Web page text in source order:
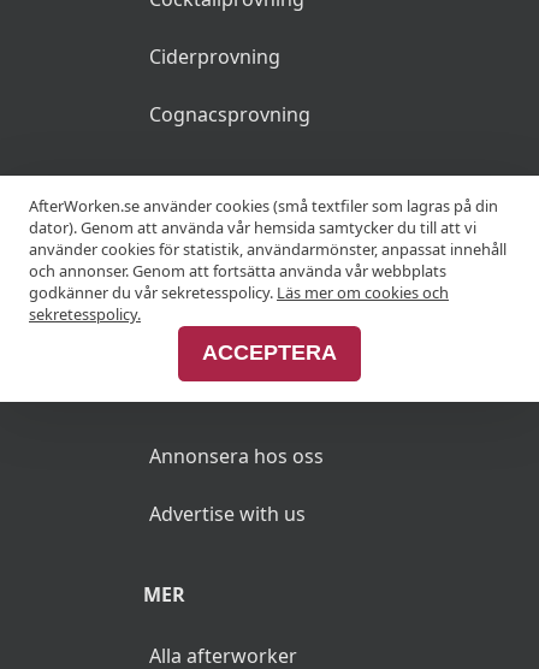
Ciderprovning
Cognacsprovning
KRÖGARE
Anslut din restaurang
Annonsera hos oss
Advertise with us
MER
Alla afterworker
AfterWorken.se använder cookies (små textfiler som lagras på din
dator). Genom att använda vår hemsida samtycker du till att vi
använder cookies för statistik, användarmönster, anpassat innehåll
och annonser. Genom att fortsätta använda vår webbplats
godkänner du vår sekretesspolicy. Läs mer om cookies och
sekretesspolicy.
ACCEPTERA